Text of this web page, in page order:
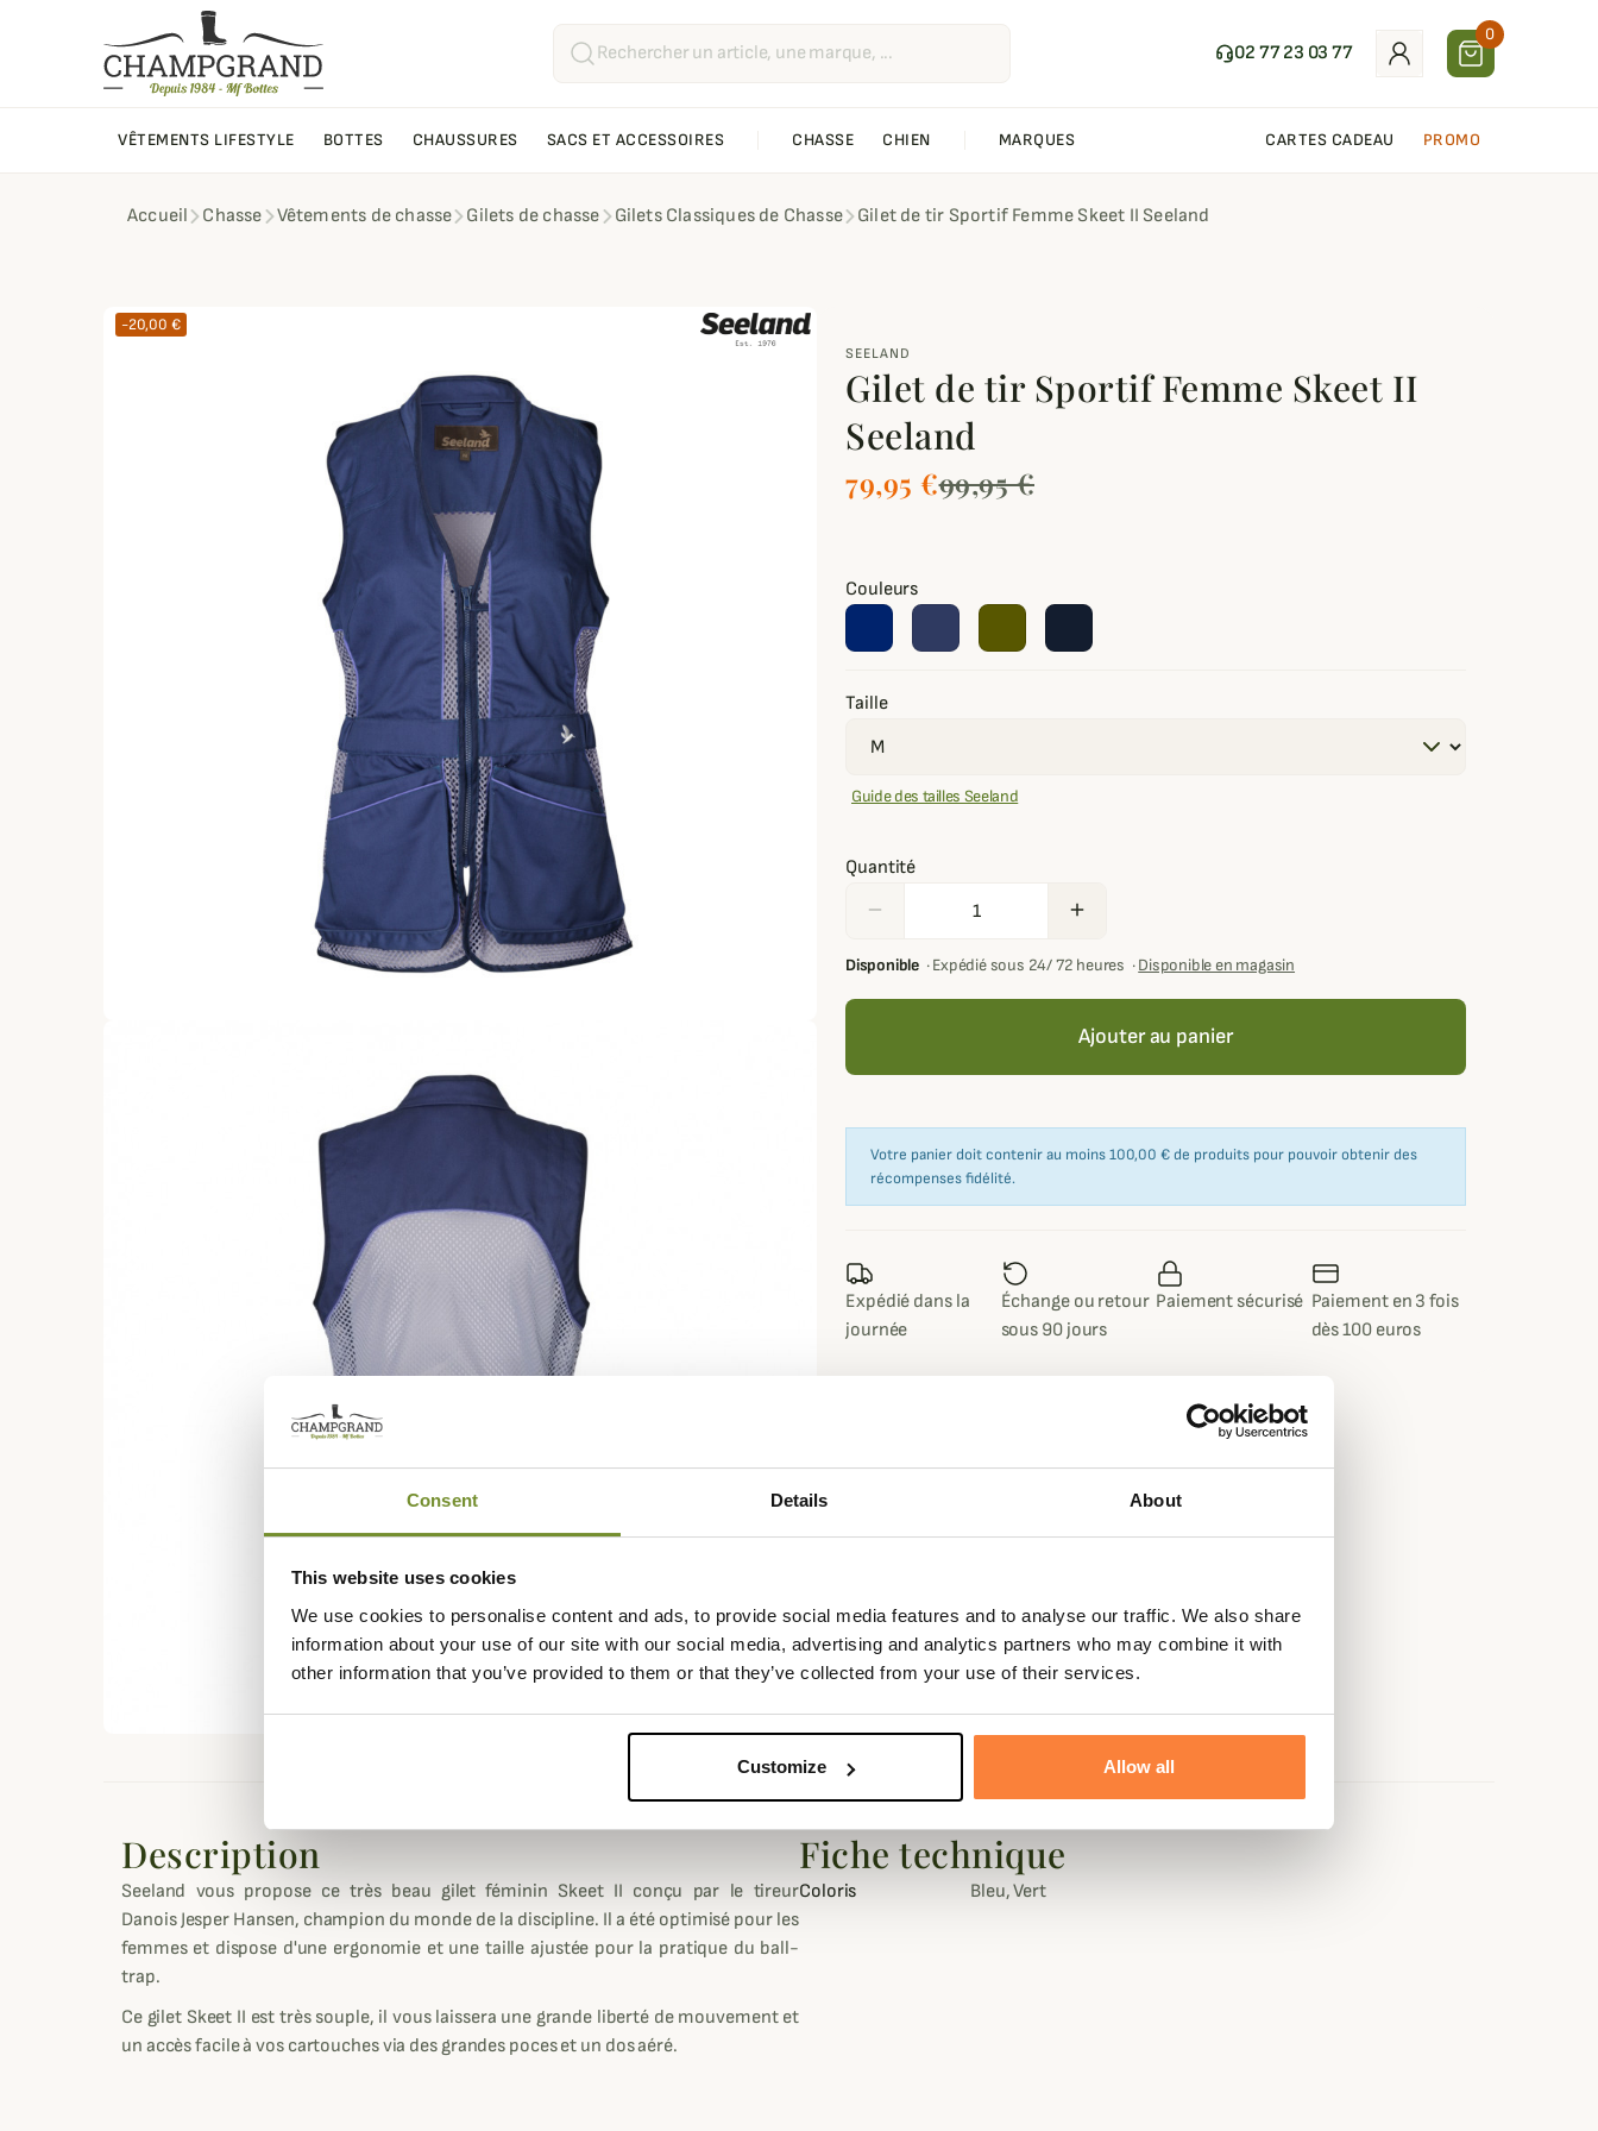
Consent Details About
This website uses cookies
We use cookies to personalise content and ads, to provide social media features and to analyse our traffic. We also share
information about your use of our site with our social media, advertising and analytics partners who may combine it with
other information that you’ve provided to them or that they’ve collected from your use of their services.
Customize Allow all
02 77 23 03 77
0
VÊTEMENTS LIFESTYLE BOTTES CHAUSSURES SACS ET ACCESSOIRES CHASSE CHIEN MARQUES CARTES CADEAU PROMO
Accueil Chasse Vêtements de chasse Gilets de chasse Gilets Classiques de Chasse Gilet de tir Sportif Femme Skeet II Seeland
-20,00 €
SEELAND
Gilet de tir Sportif Femme Skeet II
Seeland
79,95 €99,95 €
Couleurs
Taille
Guide des tailles Seeland
Quantité
remove add
Disponible ·Expédié sous 24/ 72 heures ·Disponible en magasin
Ajouter au panier
Votre panier doit contenir au moins 100,00 € de produits pour pouvoir obtenir des
récompenses fidélité.
Expédié dans la
journée
Échange ou retour
sous 90 jours
Paiement sécurisé Paiement en 3 fois
dès 100 euros
Description
Seeland vous propose ce très beau gilet féminin Skeet II conçu par le tireur
Danois Jesper Hansen, champion du monde de la discipline. Il a été optimisé pour les
femmes et dispose d'une ergonomie et une taille ajustée pour la pratique du ball-
trap.
Ce gilet Skeet II est très souple, il vous laissera une grande liberté de mouvement et
un accès facile à vos cartouches via des grandes poces et un dos aéré.
Fiche technique
Coloris Bleu, Vert